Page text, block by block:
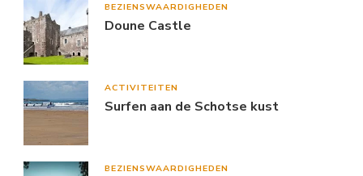
BEZIENSWAARDIGHEDEN
Doune Castle
ACTIVITEITEN
Surfen aan de Schotse kust
BEZIENSWAARDIGHEDEN